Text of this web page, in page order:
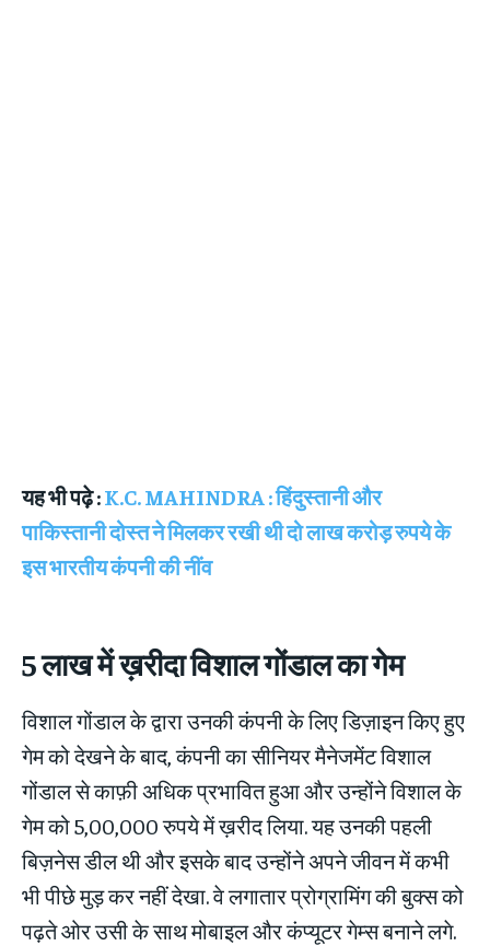
यह भी पढ़े :K.C. MAHINDRA : हिंदुस्तानी और
पाकिस्तानी दोस्त ने मिलकर रखी थी दो लाख करोड़ रुपये के
इस भारतीय कंपनी की नींव
5लाख में ख़रीदा विशाल गोंडाल का गेम
विशाल गोंडाल के द्वारा उनकी कंपनी के लिए डिज़ाइन किए हुए
गेम को देखने के बाद, कंपनी का सीनियर मैनेजमेंट विशाल
गोंडाल से काफ़ी अधिक प्रभावित हुआ और उन्होंने विशाल के
गेम को 5,00,000 रुपये में ख़रीद लिया. यह उनकी पहली
बिज़नेस डील थी और इसके बाद उन्होंने अपने जीवन में कभी
भी पीछे मुड़ कर नहीं देखा. वे लगातार प्रोग्रामिंग की बुक्स को
पढ़ते ओर उसी के साथ मोबाइल और कंप्यूटर गेम्स बनाने लगे.